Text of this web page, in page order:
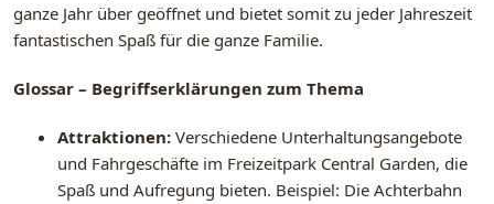
ganze Jahr über geöffnet und bietet somit zu jeder Jahreszeit
fantastischen Spaß für die ganze Familie.
Glossar – Begriffserklärungen zum Thema
Attraktionen: Verschiedene Unterhaltungsangebote
und Fahrgeschäfte im Freizeitpark Central Garden, die
Spaß und Aufregung bieten. Beispiel: Die Achterbahn